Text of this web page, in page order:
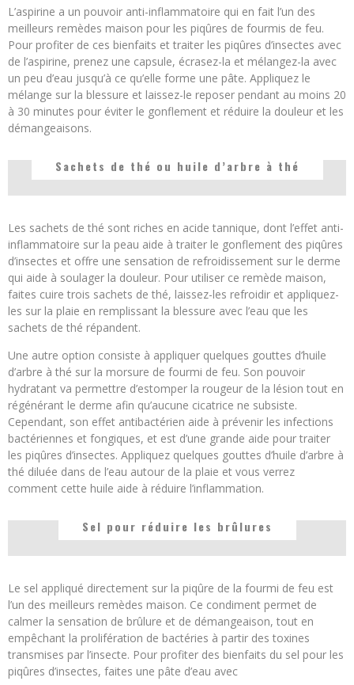
L’aspirine a un pouvoir anti-inflammatoire qui en fait l’un des
meilleurs remèdes maison pour les piqûres de fourmis de feu.
Pour profiter de ces bienfaits et traiter les piqûres d’insectes avec
de l’aspirine, prenez une capsule, écrasez-la et mélangez-la avec
un peu d’eau jusqu’à ce qu’elle forme une pâte. Appliquez le
mélange sur la blessure et laissez-le reposer pendant au moins 20
à 30 minutes pour éviter le gonflement et réduire la douleur et les
démangeaisons.
Sachets de thé ou huile d’arbre à thé
Les sachets de thé sont riches en acide tannique, dont l’effet anti-
inflammatoire sur la peau aide à traiter le gonflement des piqûres
d’insectes et offre une sensation de refroidissement sur le derme
qui aide à soulager la douleur. Pour utiliser ce remède maison,
faites cuire trois sachets de thé, laissez-les refroidir et appliquez-
les sur la plaie en remplissant la blessure avec l’eau que les
sachets de thé répandent.
Une autre option consiste à appliquer quelques gouttes d’huile
d’arbre à thé sur la morsure de fourmi de feu. Son pouvoir
hydratant va permettre d’estomper la rougeur de la lésion tout en
régénérant le derme afin qu’aucune cicatrice ne subsiste.
Cependant, son effet antibactérien aide à prévenir les infections
bactériennes et fongiques, et est d’une grande aide pour traiter
les piqûres d’insectes. Appliquez quelques gouttes d’huile d’arbre à
thé diluée dans de l’eau autour de la plaie et vous verrez
comment cette huile aide à réduire l’inflammation.
Sel pour réduire les brûlures
Le sel appliqué directement sur la piqûre de la fourmi de feu est
l’un des meilleurs remèdes maison. Ce condiment permet de
calmer la sensation de brûlure et de démangeaison, tout en
empêchant la prolifération de bactéries à partir des toxines
transmises par l’insecte. Pour profiter des bienfaits du sel pour les
piqûres d’insectes, faites une pâte d’eau avec